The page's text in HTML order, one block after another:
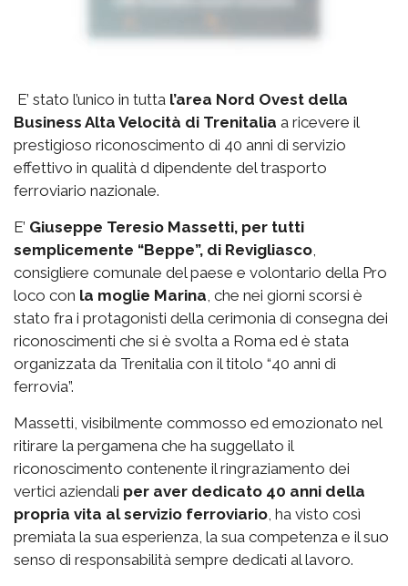
E’ stato l’unico in tutta l’area Nord Ovest della
Business Alta Velocità di Trenitalia a ricevere il
prestigioso riconoscimento di 40 anni di servizio
effettivo in qualità d dipendente del trasporto
ferroviario nazionale.
E’ Giuseppe Teresio Massetti, per tutti
semplicemente “Beppe”, di Revigliasco,
consigliere comunale del paese e volontario della Pro
loco con la moglie Marina, che nei giorni scorsi è
stato fra i protagonisti della cerimonia di consegna dei
riconoscimenti che si è svolta a Roma ed è stata
organizzata da Trenitalia con il titolo “40 anni di
ferrovia”.
Massetti, visibilmente commosso ed emozionato nel
ritirare la pergamena che ha suggellato il
riconoscimento contenente il ringraziamento dei
vertici aziendali per aver dedicato 40 anni della
propria vita al servizio ferroviario, ha visto così
premiata la sua esperienza, la sua competenza e il suo
senso di responsabilità sempre dedicati al lavoro.